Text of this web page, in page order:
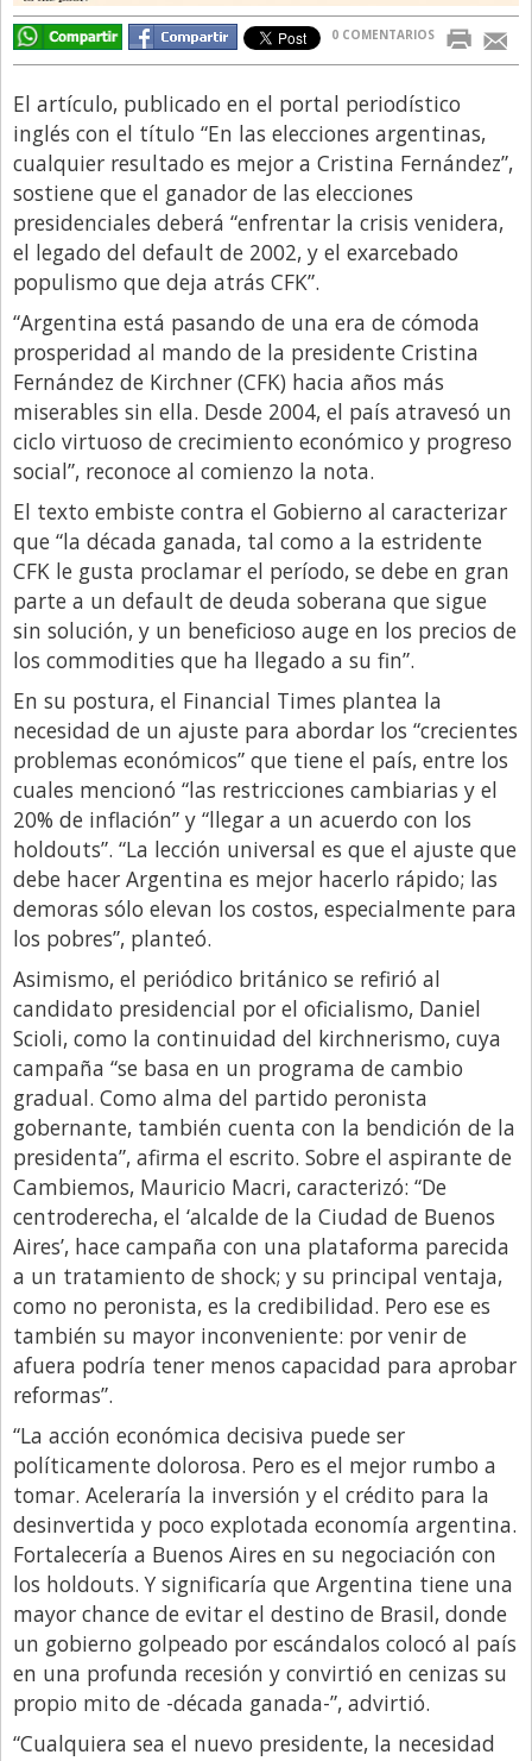
Entrevista Exclusiva
Finanzas
Gastronomia
Internacionales
La Opinión del Director
Legales
Libro de Quejas
Millonarios
Minuto Lanzamiento
Negocios
Opinion
País
Política
Publicidad y Marketing
Real Estate y Propiedades
Responsabilidad Social
Salidas
Santa Fe
Show Business
Sociedad
Tecnología
Tendencias
Viajes
0 COMENTARIOS
El artículo, publicado en el portal periodístico
inglés con el título “En las elecciones argentinas,
cualquier resultado es mejor a Cristina Fernández”,
sostiene que el ganador de las elecciones
presidenciales deberá “enfrentar la crisis venidera,
el legado del default de 2002, y el exarcebado
populismo que deja atrás CFK”.
“Argentina está pasando de una era de cómoda
prosperidad al mando de la presidente Cristina
Fernández de Kirchner (CFK) hacia años más
miserables sin ella. Desde 2004, el país atravesó un
ciclo virtuoso de crecimiento económico y progreso
social”, reconoce al comienzo la nota.
El texto embiste contra el Gobierno al caracterizar
que “la década ganada, tal como a la estridente
CFK le gusta proclamar el período, se debe en gran
parte a un default de deuda soberana que sigue
sin solución, y un beneficioso auge en los precios de
los commodities que ha llegado a su fin”.
En su postura, el Financial Times plantea la
necesidad de un ajuste para abordar los “crecientes
problemas económicos” que tiene el país, entre los
cuales mencionó “las restricciones cambiarias y el
20% de inflación” y “llegar a un acuerdo con los
holdouts”. “La lección universal es que el ajuste que
debe hacer Argentina es mejor hacerlo rápido; las
demoras sólo elevan los costos, especialmente para
los pobres”, planteó.
Asimismo, el periódico británico se refirió al
candidato presidencial por el oficialismo, Daniel
Scioli, como la continuidad del kirchnerismo, cuya
campaña “se basa en un programa de cambio
gradual. Como alma del partido peronista
gobernante, también cuenta con la bendición de la
presidenta”, afirma el escrito. Sobre el aspirante de
Cambiemos, Mauricio Macri, caracterizó: “De
centroderecha, el ‘alcalde de la Ciudad de Buenos
Aires’, hace campaña con una plataforma parecida
a un tratamiento de shock; y su principal ventaja,
como no peronista, es la credibilidad. Pero ese es
también su mayor inconveniente: por venir de
afuera podría tener menos capacidad para aprobar
reformas”.
“La acción económica decisiva puede ser
políticamente dolorosa. Pero es el mejor rumbo a
tomar. Aceleraría la inversión y el crédito para la
desinvertida y poco explotada economía argentina.
Fortalecería a Buenos Aires en su negociación con
los holdouts. Y significaría que Argentina tiene una
mayor chance de evitar el destino de Brasil, donde
un gobierno golpeado por escándalos colocó al país
en una profunda recesión y convirtió en cenizas su
propio mito de -década ganada-”, advirtió.
“Cualquiera sea el nuevo presidente, la necesidad